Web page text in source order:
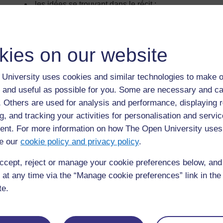
on our website
University uses cookies and similar technologies to make
useful as possible for you. Some are necessary and
Others are used for analysis and performance, displaying
and tracking your activities for personalisation and
For more information on how The Open University
our cookie policy and privacy policy.
reject or manage your cookie preferences below,
any time via the “Manage cookie preferences” link in
les idées se trouvant dans le récit ;
les idées du récit pour élargir et approfondir les
Les récits utilisés à ce stade permettent souvent de faire
bien plus difficile de choisir un récit pour ce moment de la
On peut s’en servir simplement pour détendre les élèves
qu’ils rentrent chez eux. Les récits ont une valeur
soutien et divertissement. Ils contribuent à développer la
à mieux se connaître alors qu’ils s’identifient avec les
négliger l’importance de raconter des histoires simplement
La plupart des sociétés du monde ont utilisé les récits
valeurs. C’est tout à fait le cas en Afrique, qui possède